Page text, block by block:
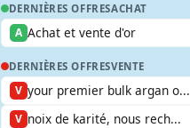
DERNIÈRES OFFRESACHAT
A Achat et vente d'or
DERNIÈRES OFFRESVENTE
V your premier bulk argan o...
V noix de karité, nous rech...